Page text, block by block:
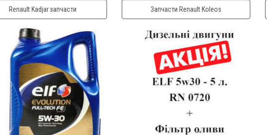
Renault Kadjar запчасти Запчасти Renault Koleos